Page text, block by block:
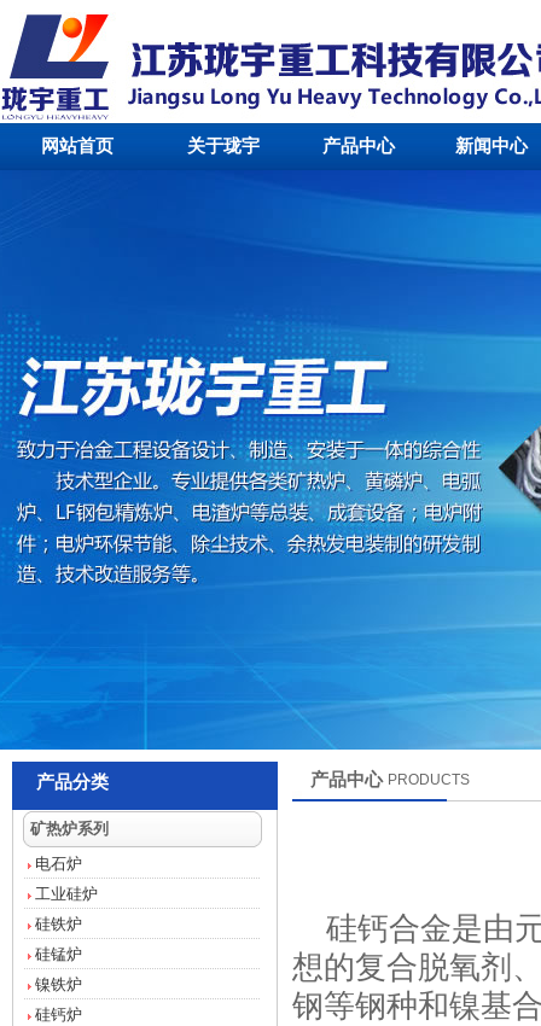
网站首页 关于珑宇 产品中心 新闻中心
产品分类
矿热炉系列
电石炉
工业硅炉
硅铁炉
硅锰炉
镍铁炉
硅钙炉
产品中心 PRODUCTS
硅钙合金是由
想的复合脱氧剂
钢等钢种和镍基